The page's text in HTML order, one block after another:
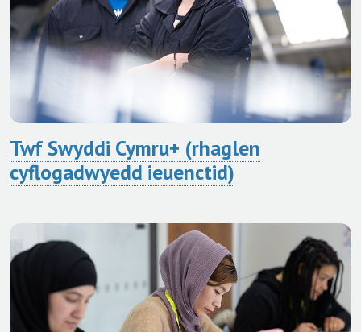
Twf Swyddi Cymru+ (rhaglen
cyflogadwyedd ieuenctid)